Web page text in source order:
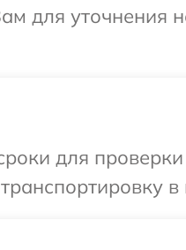
для уточнения
для проверки